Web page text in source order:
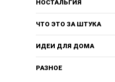
НОСТАЛЬГИЯ
ЧТО ЭТО ЗА ШТУКА
ИДЕИ ДЛЯ ДОМА
РАЗНОЕ